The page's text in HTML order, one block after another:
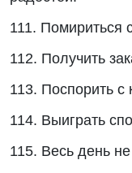
111. Помириться
112. Получить
113. Поспорить с
114. Выиграть
115. Весь день